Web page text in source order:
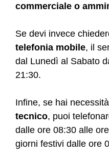
commerciale o
Se devi invece
telefonia mobile, il
dal Lunedì al Sabato
21:30.
Infine, se hai
tecnico, puoi
dalle ore 08:30 alle
giorni festivi dalle ore